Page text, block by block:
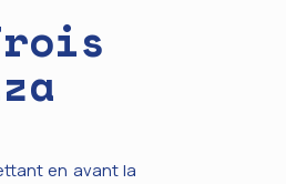
en avant la